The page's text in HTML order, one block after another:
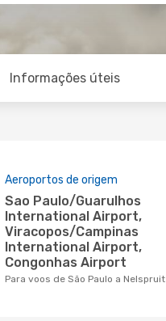
Informações úteis
Aeroportos de origem
Sao Paulo/Guarulhos
International Airport,
Viracopos/Campinas
International Airport,
Congonhas Airport
Para voos de São Paulo a Nelspruit